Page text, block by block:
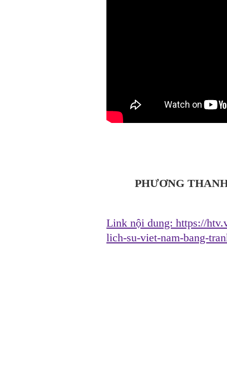
PHƯƠNG
Link nội dung: https://
lich-su-viet-nam-bang-